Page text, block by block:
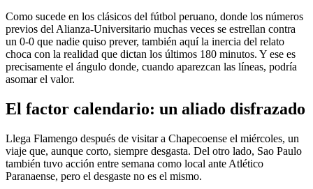
Como sucede en los clásicos del fútbol peruano, donde los números
previos del Alianza-Universitario muchas veces se estrellan contra
un 0-0 que nadie quiso prever, también aquí la inercia del relato
choca con la realidad que dictan los últimos 180 minutos. Y ese es
precisamente el ángulo donde, cuando aparezcan las líneas, podría
asomar el valor.
El factor calendario: un aliado disfrazado
Llega Flamengo después de visitar a Chapecoense el miércoles, un
viaje que, aunque corto, siempre desgasta. Del otro lado, Sao Paulo
también tuvo acción entre semana como local ante Atlético
Paranaense, pero el desgaste no es el mismo.